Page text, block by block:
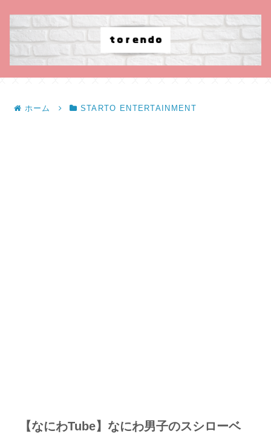
ホーム STARTO ENTERTAINMENT
【なにわTube】なにわ男子のスシローベ